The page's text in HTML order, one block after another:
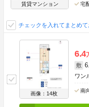
賃貸マンション 宅
チェックを入れてまとめ
画像：14枚
6.4
敷
ワン
南